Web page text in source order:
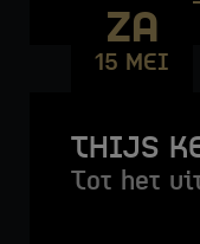
ZA
15 MEI
THIJS
Tot het